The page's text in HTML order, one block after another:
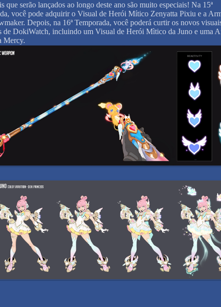
que serão lançados ao longo deste ano são muito especiais! Na 15ª
você pode adquirir o Visual de Herói Mítico Zenyatta Pixiu e a
Depois, na 16ª Temporada, você poderá curtir os novos
de DokiWatch, incluindo um Visual de Herói Mìtico da Juno e uma
Mercy.